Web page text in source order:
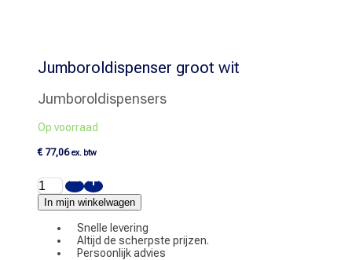
Jumboroldispenser groot wit
Jumboroldispensers
Op voorraad
€77,06 ex. btw
Jumboroldispenser
groot
wit
aantal
In mijn winkelwagen
Snelle levering
Altijd de scherpste prijzen.
Persoonlijk advies